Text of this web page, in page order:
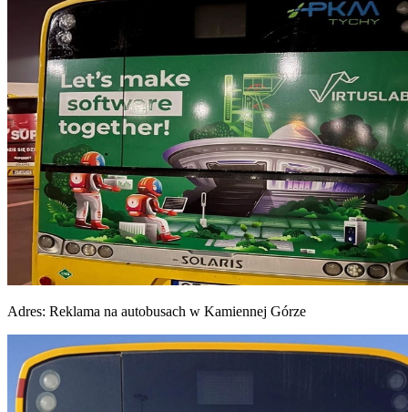
Adres: Reklama na autobusach w Kamiennej Górze